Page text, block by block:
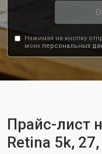
Нажимая на кнопку
моих персональных
Прайс-лист
Retina 5k,